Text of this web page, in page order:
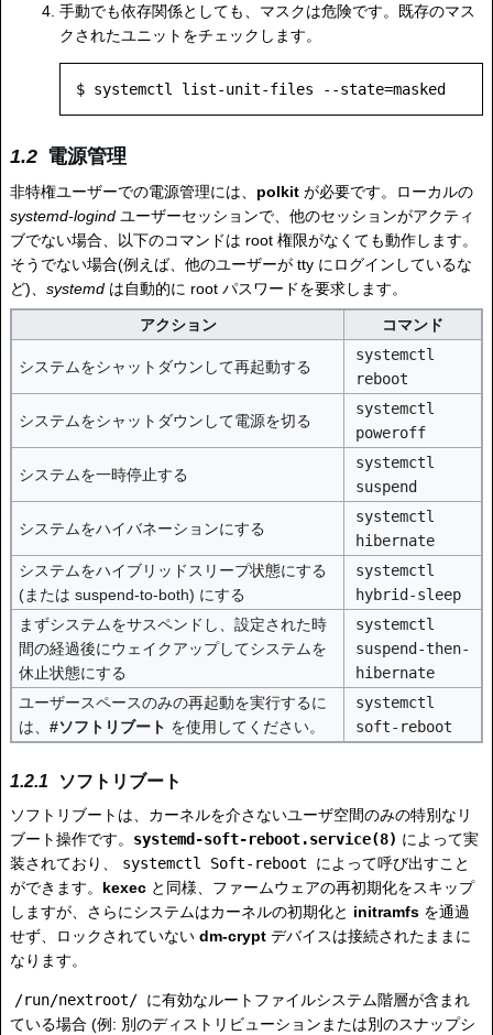
手動でも依存関係としても、マスクは危険です。既存のマス
クされたユニットをチェックします。
$ systemctl list-unit-files --state=masked
電源管理
非特権ユーザーでの電源管理には、 polkit が必要です。ローカルの
systemd-logind ユーザーセッションで、他のセッションがアクティ
ブでない場合、以下のコマンドは root 権限がなくても動作します。
そうでない場合(例えば、他のユーザーが tty にログインしているな
ど)、 systemd は自動的に root パスワードを要求します。
アクション コマンド
システムをシャットダウンして再起動する
systemctl
reboot
システムをシャットダウンして電源を切る
systemctl
poweroff
システムを一時停止する
systemctl
suspend
システムをハイバネーションにする
systemctl
hibernate
システムをハイブリッドスリープ状態にする
(または suspend-to-both) にする
systemctl
hybrid-sleep
まずシステムをサスペンドし、設定された時
間の経過後にウェイクアップしてシステムを
休止状態にする
systemctl
suspend-then-
hibernate
ユーザースペースのみの再起動を実行するに
は、 #ソフトリブート を使用してください。
systemctl
soft-reboot
ソフトリブート
ソフトリブートは、カーネルを介さないユーザ空間のみの特別なリ
ブート操作です。 systemd-soft-reboot.service(8) によって実
装されており、
systemctl Soft-reboot
によって呼び出すこと
ができます。 kexec と同様、ファームウェアの再初期化をスキップ
しますが、さらにシステムはカーネルの初期化と initramfs を通過
せず、ロックされていない dm-crypt デバイスは接続されたままに
なります。
/run/nextroot/ に有効なルートファイルシステム階層が含まれ
ている場合 (例: 別のディストリビューションまたは別のスナップシ